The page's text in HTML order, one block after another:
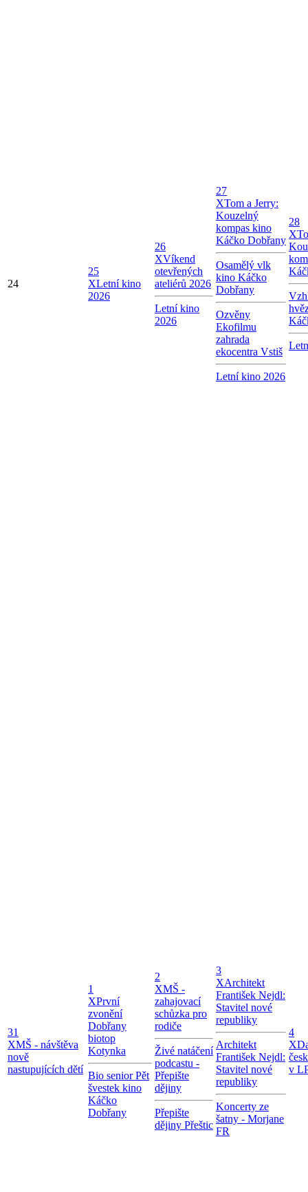
24
25
XLetní kino
2026
26
XVíkend
otevřených
ateliérů 2026
Letní kino
2026
27
XTom a Jerry:
Kouzelný
kompas kino
Káčko Dobřany
Osamělý vlk
kino Káčko
Dobřany
Ozvěny
Ekofilmu
zahrada
ekocentra Vstiš
Letní kino 2026
28
X
31
XMŠ - návštěva
nově
nastupujících dětí
1
XPrvní
zvonění
Dobřany
biotop
Kotynka
Bio senior Pět
švestek kino
Káčko
Dobřany
2
XMŠ -
zahajovací
schůzka pro
rodiče
Živé natáčení
podcastu -
Přepište
dějiny
Přepište
dějiny Přeštic
3
XArchitekt
František Nejdl:
Stavitel nové
republiky
Architekt
František Nejdl:
Stavitel nové
republiky
Koncerty ze
šatny - Morjane
FR
4
X
v